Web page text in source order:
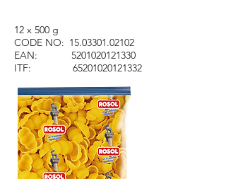
12 x 500 g
CODE NO: 15.03301.02102
EAN: 5201020121330
ITF:
65201020121332